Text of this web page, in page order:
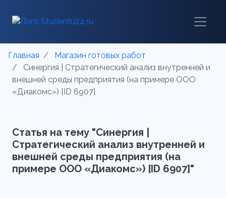
Главная
Магазин готовых работ
Синергия | Стратегический анализ внутренней и
внешней среды предприятия (на примере ООО
«Диакомс») [ID 6907]
Статья на тему "Синергия |
Стратегический анализ внутренней и
внешней среды предприятия (на
примере ООО «Диакомс») [ID 6907]"